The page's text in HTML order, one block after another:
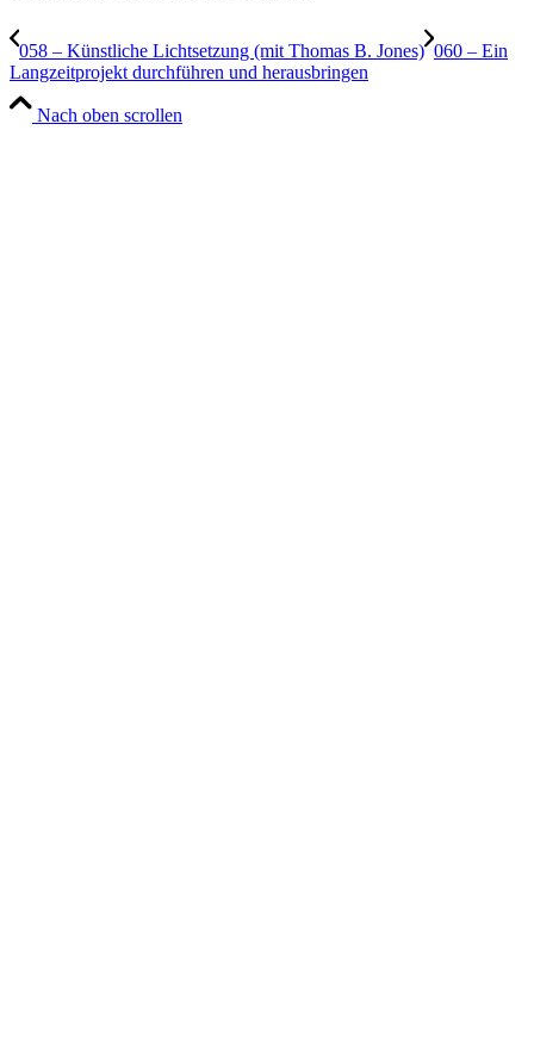
058 – Künstliche Lichtsetzung (mit Thomas B. Jones) 060 – Ein
Langzeitprojekt durchführen und herausbringen
Nach oben scrollen